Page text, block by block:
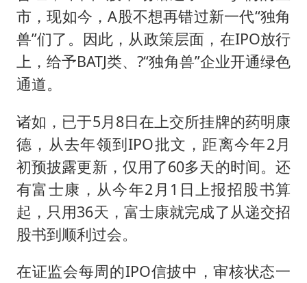
市，现如今，A股不想再错过新一代“独角
兽”们了。因此，从政策层面，在IPO放行
上，给予BATJ类、?“独角兽”企业开通绿色
通道。
诸如，已于5月8日在上交所挂牌的药明康
德，从去年领到IPO批文，距离今年2月
初预披露更新，仅用了60多天的时间。还
有富士康，从今年2月1日上报招股书算
起，只用36天，富士康就完成了从递交招
股书到顺利过会。
在证监会每周的IPO信披中，审核状态一